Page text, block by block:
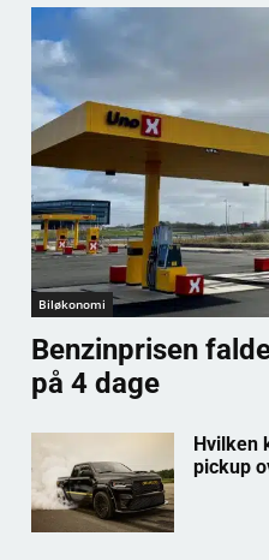
Biløkonomi
Benzinprisen
på 4 dage
Hvilken
pickup